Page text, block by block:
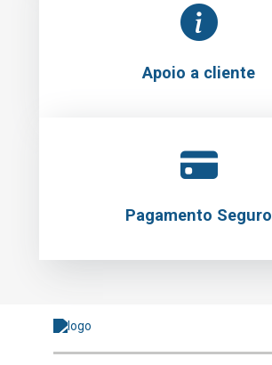
Apoio a cliente
Pagamento Seguro